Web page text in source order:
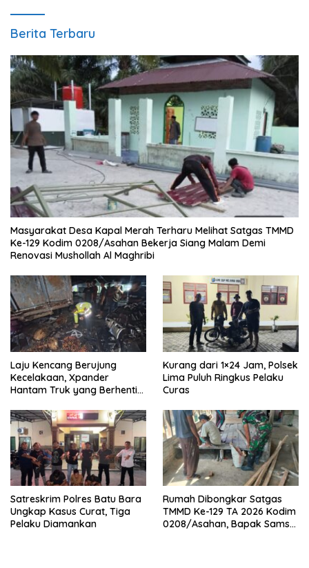
Berita Terbaru
Masyarakat Desa Kapal Merah Terharu Melihat Satgas TMMD
Ke-129 Kodim 0208/Asahan Bekerja Siang Malam Demi
Renovasi Mushollah Al Maghribi
Laju Kencang Berujung
Kecelakaan, Xpander
Hantam Truk yang Berhenti
Kurang dari 1×24 Jam, Polsek
Lima Puluh Ringkus Pelaku
Curas
Satreskrim Polres Batu Bara
Ungkap Kasus Curat, Tiga
Pelaku Diamankan
Rumah Dibongkar Satgas
TMMD Ke-129 TA 2026 Kodim
0208/Asahan, Bapak Samsul